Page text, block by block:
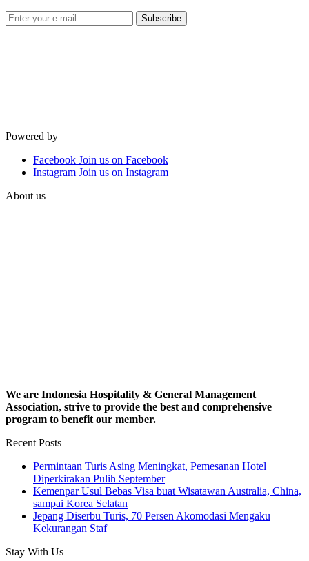
Subscribe
Powered by
Facebook Join us on Facebook
Instagram Join us on Instagram
About us
We are Indonesia Hospitality & General Management
Association, strive to provide the best and comprehensive
program to benefit our member.
Recent Posts
Permintaan Turis Asing Meningkat, Pemesanan Hotel
Diperkirakan Pulih September
Kemenpar Usul Bebas Visa buat Wisatawan Australia, China,
sampai Korea Selatan
Jepang Diserbu Turis, 70 Persen Akomodasi Mengaku
Kekurangan Staf
Stay With Us